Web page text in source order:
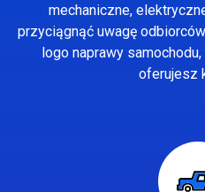
mechaniczne,
przyciągnąć uwagę
logo naprawy
oferujesz